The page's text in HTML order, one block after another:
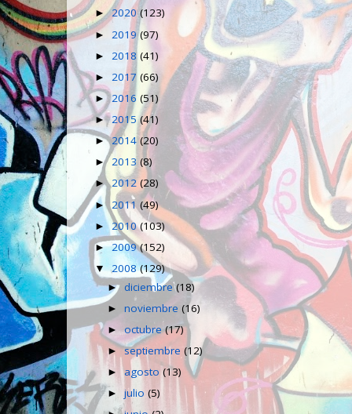
►2020(123)
► 2019(97)
► 2018 (41)
► 2017 (66)
► 2016 (51)
►2015(41)
►2014 (20)
► 2013 (8)
►2012(28)
►2011 (49)
► 2010(103)
►2009(152)
▼2008(129)
►diciembre(18)
►noviembre(16)
►octubre(17)
►septiembre(12)
►agosto(13)
►julio(5)